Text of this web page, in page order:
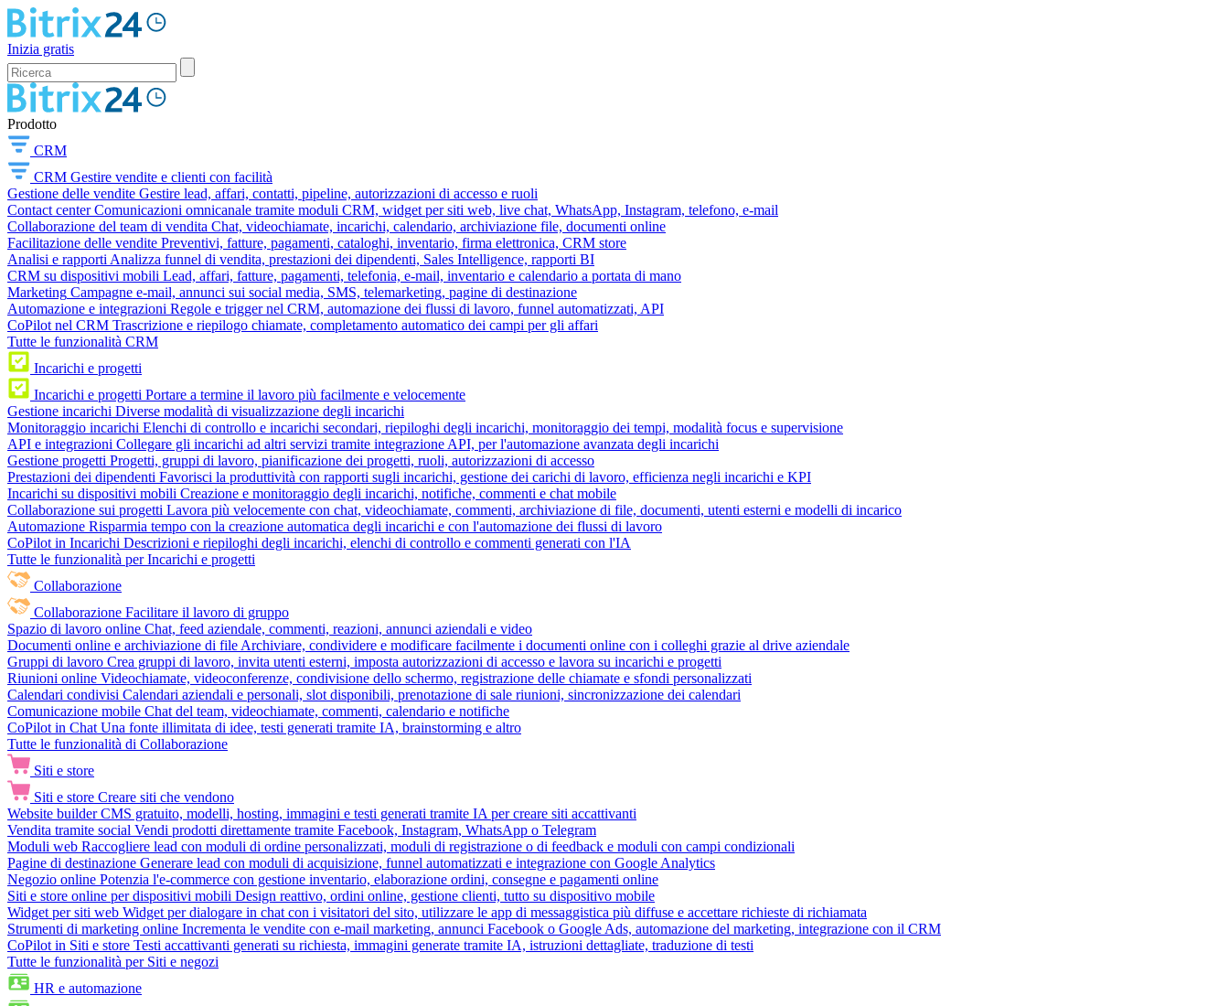
Inizia gratis
Prodotto
CRM
CRM Gestire vendite e clienti con facilità
Gestione delle vendite Gestire lead, affari, contatti, pipeline, autorizzazioni di accesso e ruoli
Contact center Comunicazioni omnicanale tramite moduli CRM, widget per siti web, live chat, WhatsApp, Instagram, telefono, e-mail
Collaborazione del team di vendita Chat, videochiamate, incarichi, calendario, archiviazione file, documenti online
Facilitazione delle vendite Preventivi, fatture, pagamenti, cataloghi, inventario, firma elettronica, CRM store
Analisi e rapporti Analizza funnel di vendita, prestazioni dei dipendenti, Sales Intelligence, rapporti BI
CRM su dispositivi mobili Lead, affari, fatture, pagamenti, telefonia, e-mail, inventario e calendario a portata di mano
Marketing Campagne e-mail, annunci sui social media, SMS, telemarketing, pagine di destinazione
Automazione e integrazioni Regole e trigger nel CRM, automazione dei flussi di lavoro, funnel automatizzati, API
CoPilot nel CRM Trascrizione e riepilogo chiamate, completamento automatico dei campi per gli affari
Tutte le funzionalità CRM
Incarichi e progetti
Incarichi e progetti Portare a termine il lavoro più facilmente e velocemente
Gestione incarichi Diverse modalità di visualizzazione degli incarichi
Monitoraggio incarichi Elenchi di controllo e incarichi secondari, riepiloghi degli incarichi, monitoraggio dei tempi, modalità focus e supervisione
API e integrazioni Collegare gli incarichi ad altri servizi tramite integrazione API, per l'automazione avanzata degli incarichi
Gestione progetti Progetti, gruppi di lavoro, pianificazione dei progetti, ruoli, autorizzazioni di accesso
Prestazioni dei dipendenti Favorisci la produttività con rapporti sugli incarichi, gestione dei carichi di lavoro, efficienza negli incarichi e KPI
Incarichi su dispositivi mobili Creazione e monitoraggio degli incarichi, notifiche, commenti e chat mobile
Collaborazione sui progetti Lavora più velocemente con chat, videochiamate, commenti, archiviazione di file, documenti, utenti esterni e modelli di incarico
Automazione Risparmia tempo con la creazione automatica degli incarichi e con l'automazione dei flussi di lavoro
CoPilot in Incarichi Descrizioni e riepiloghi degli incarichi, elenchi di controllo e commenti generati con l'IA
Tutte le funzionalità per Incarichi e progetti
Collaborazione
Collaborazione Facilitare il lavoro di gruppo
Spazio di lavoro online Chat, feed aziendale, commenti, reazioni, annunci aziendali e video
Documenti online e archiviazione di file Archiviare, condividere e modificare facilmente i documenti online con i colleghi grazie al drive aziendale
Gruppi di lavoro Crea gruppi di lavoro, invita utenti esterni, imposta autorizzazioni di accesso e lavora su incarichi e progetti
Riunioni online Videochiamate, videoconferenze, condivisione dello schermo, registrazione delle chiamate e sfondi personalizzati
Calendari condivisi Calendari aziendali e personali, slot disponibili, prenotazione di sale riunioni, sincronizzazione dei calendari
Comunicazione mobile Chat del team, videochiamate, commenti, calendario e notifiche
CoPilot in Chat Una fonte illimitata di idee, testi generati tramite IA, brainstorming e altro
Tutte le funzionalità di Collaborazione
Siti e store
Siti e store Creare siti che vendono
Website builder CMS gratuito, modelli, hosting, immagini e testi generati tramite IA per creare siti accattivanti
Vendita tramite social Vendi prodotti direttamente tramite Facebook, Instagram, WhatsApp o Telegram
Moduli web Raccogliere lead con moduli di ordine personalizzati, moduli di registrazione o di feedback e moduli con campi condizionali
Pagine di destinazione Generare lead con moduli di acquisizione, funnel automatizzati e integrazione con Google Analytics
Negozio online Potenzia l'e-commerce con gestione inventario, elaborazione ordini, consegne e pagamenti online
Siti e store online per dispositivi mobili Design reattivo, ordini online, gestione clienti, tutto su dispositivo mobile
Widget per siti web Widget per dialogare in chat con i visitatori del sito, utilizzare le app di messaggistica più diffuse e accettare richieste di richiamata
Strumenti di marketing online Incrementa le vendite con e-mail marketing, annunci Facebook o Google Ads, automazione del marketing, integrazione con il CRM
CoPilot in Siti e store Testi accattivanti generati su richiesta, immagini generate tramite IA, istruzioni dettagliate, traduzione di testi
Tutte le funzionalità per Siti e negozi
HR e automazione